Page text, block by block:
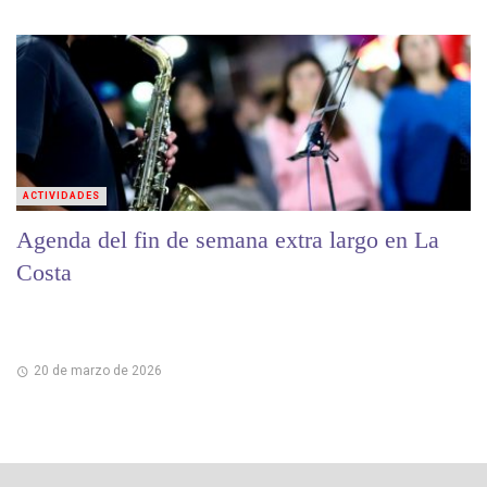
Agenda del fin de semana extra largo en La
Costa
20 de marzo de 2026
ACTIVIDADES